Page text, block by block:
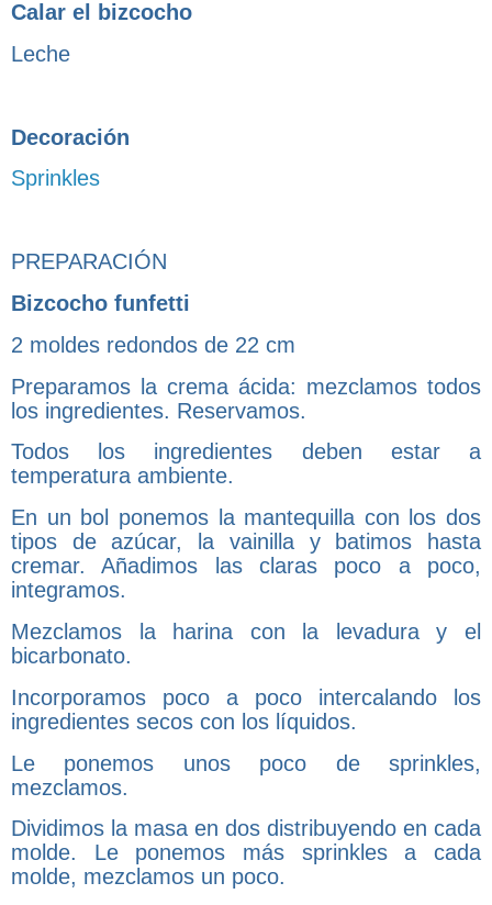
Calar el bizcocho
Leche
Decoración
Sprinkles
PREPARACIÓN
Bizcocho funfetti
2 moldes redondos de 22 cm
Preparamos la crema ácida: mezclamos todos
los ingredientes. Reservamos.
Todos los ingredientes deben estar a
temperatura ambiente.
En un bol ponemos la mantequilla con los dos
tipos de azúcar, la vainilla y batimos hasta
cremar. Añadimos las claras poco a poco,
integramos.
Mezclamos la harina con la levadura y el
bicarbonato.
Incorporamos poco a poco intercalando los
ingredientes secos con los líquidos.
Le ponemos unos poco de sprinkles,
mezclamos.
Dividimos la masa en dos distribuyendo en cada
molde. Le ponemos más sprinkles a cada
molde, mezclamos un poco.